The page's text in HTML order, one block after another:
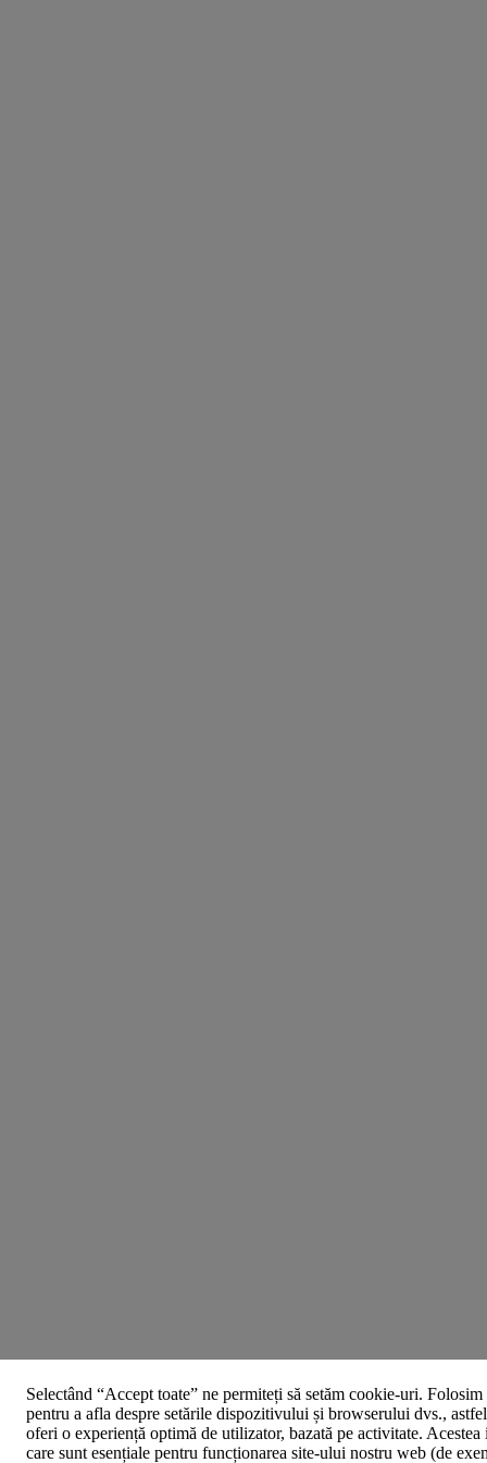
Selectând “Accept toate” ne permiteți să setăm cookie-uri.
pentru a afla despre setările dispozitivului și browserului dvs.,
oferi o experiență optimă de utilizator, bazată pe activitate.
care sunt esențiale pentru funcționarea site-ului nostru web (de